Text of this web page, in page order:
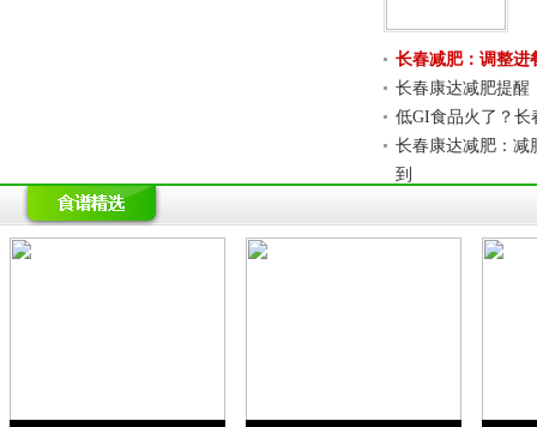
减肥
长春减肥：调整进
长春康达减肥提醒
低GI食品火了？长
长春康达减肥：减
到